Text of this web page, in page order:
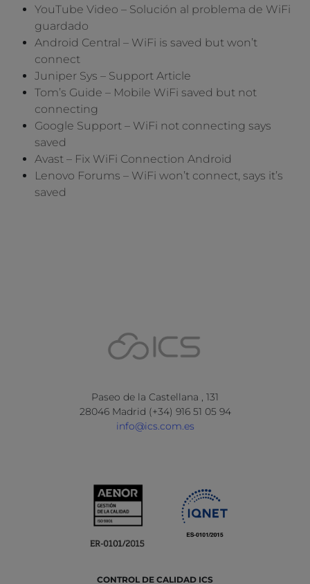
YouTube Video – Solución al problema de WiFi
guardado
Android Central – WiFi is saved but won’t
connect
Juniper Sys – Support Article
Tom’s Guide – Mobile WiFi saved but not
connecting
Google Support – WiFi not connecting says
saved
Avast – Fix WiFi Connection Android
Lenovo Forums – WiFi won’t connect, says it’s
saved
Paseo de la Castellana , 131
28046 Madrid (+34) 916 51 05 94
info@ics.com.es
CONTROL DE CALIDAD ICS